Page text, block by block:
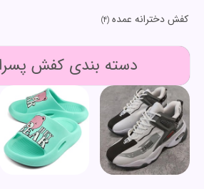
کفش دخترانه عمده (4)
دسته بندی کفش